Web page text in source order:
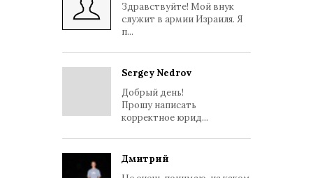
Здравствуйте! Мой внук
служит в армии Израиля. Я
п...
Sergey Nedrov
Добрый день!
Прошу написать
корректное юрид...
Дмитрий